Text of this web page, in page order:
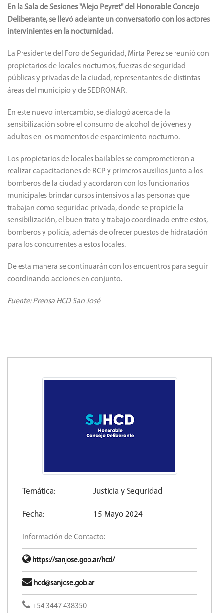
En la Sala de Sesiones "Alejo Peyret" del Honorable Concejo
Deliberante, se llevó adelante un conversatorio con los actores
intervinientes en la nocturnidad.
La Presidente del Foro de Seguridad, Mirta Pérez se reunió con
propietarios de locales nocturnos, fuerzas de seguridad
públicas y privadas de la ciudad, representantes de distintas
áreas del municipio y de SEDRONAR.
En este nuevo intercambio, se dialogó acerca de la
sensibilización sobre el consumo de alcohol de jóvenes y
adultos en los momentos de esparcimiento nocturno.
Los propietarios de locales bailables se comprometieron a
realizar capacitaciones de RCP y primeros auxilios junto a los
bomberos de la ciudad y acordaron con los funcionarios
municipales brindar cursos intensivos a las personas que
trabajan como seguridad privada, donde se propicie la
sensibilización, el buen trato y trabajo coordinado entre estos,
bomberos y policía, además de ofrecer puestos de hidratación
para los concurrentes a estos locales.
De esta manera se continuarán con los encuentros para seguir
coordinando acciones en conjunto.
Fuente: Prensa HCD San José
Temática: Justicia y Seguridad
Fecha: 15 Mayo 2024
Información de Contacto:
https://sanjose.gob.ar/hcd/
hcd@sanjose.gob.ar
+54 3447 438350